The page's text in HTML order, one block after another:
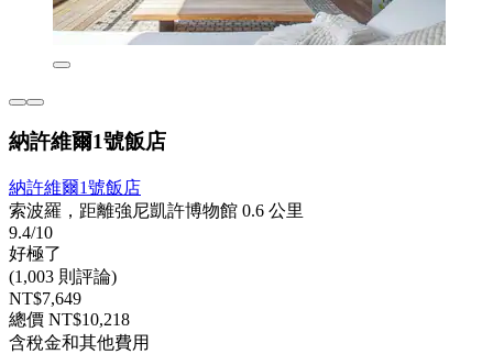
納許維爾1號飯店
納許維爾1號飯店
索波羅，距離強尼凱許博物館 0.6 公里
9.4/10
好極了
(1,003 則評論)
NT$7,649
總價 NT$10,218
含稅金和其他費用